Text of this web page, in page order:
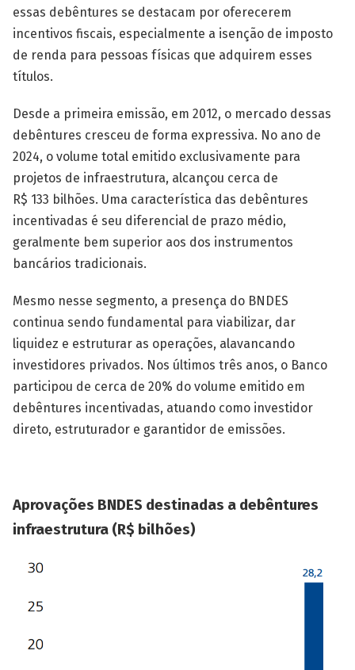
essas debêntures se destacam por oferecerem
incentivos fiscais, especialmente a isenção de imposto
de renda para pessoas físicas que adquirem esses
títulos.
Desde a primeira emissão, em 2012, o mercado dessas
debêntures cresceu de forma expressiva. No ano de
2024, o volume total emitido exclusivamente para
projetos de infraestrutura, alcançou cerca de
R$ 133 bilhões. Uma característica das debêntures
incentivadas é seu diferencial de prazo médio,
geralmente bem superior aos dos instrumentos
bancários tradicionais.
Mesmo nesse segmento, a presença do BNDES
continua sendo fundamental para viabilizar, dar
liquidez e estruturar as operações, alavancando
investidores privados. Nos últimos três anos, o Banco
participou de cerca de 20% do volume emitido em
debêntures incentivadas, atuando como investidor
direto, estruturador e garantidor de emissões.
Aprovações BNDES destinadas a debêntures
infraestrutura (R$ bilhões)